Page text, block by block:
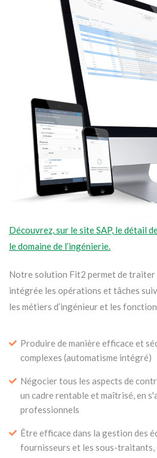
Découvrez, sur le site SAP, le détail
le domaine de l’ingénierie.
Notre solution Fit2 permet de traiter
intégrée les opérations et tâches
les métiers d’ingénieur et les
Produire de manière efficace et
complexes (automatisme intégré)
Négocier tous les aspects de
un cadre rentable et maîtrisé, en
professionnels
Être efficace dans la gestion des
fournisseurs et les sous-traitants,